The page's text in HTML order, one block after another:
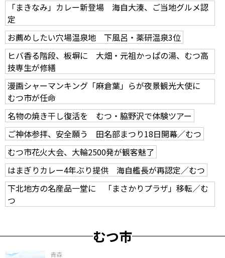
「まきなみ」カレー新登場 海自大湊、ご当地グルメ認
定
お薦めしたい穴場温泉地 下風呂・薬研温泉3位
ヒバ香る階段、板塀に 大畑・元祖かっぱの湯、むつ高
技専生が修繕
漫画シャーマンキング「麻倉葉」らが夜景観光大使に
むつ市が任命
名物の焼き干し復活を むつ・脇野沢で体験ツアー
ご神体参拝、安全願う 田名部まつり18日開幕／むつ
むつ市花火大会、大輪2500発が観客魅了
はまぎりカレー4年ぶり提供 海自艦長が再認定／むつ
下北地方の名産品一堂に 「まさかりプラザ」移転／む
つ
むつ市
青森